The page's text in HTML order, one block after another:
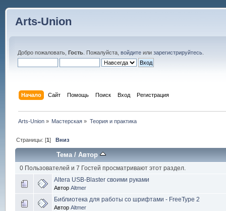
Arts-Union
Добро пожаловать, Гость. Пожалуйста, войдитеили зарегистрируйтесь.
Начало Сайт Помощь Поиск Вход Регистрация
Arts-Union » Мастерская » Теория и практика
Страницы: [1]Вниз
Тема/ Автор
0 Пользователей и 7 Гостей просматривают этот раздел.
Altera USB-Blaster своими руками
Автор Altmer
Библиотека для работы со шрифтами - FreeType 2
Автор Altmer